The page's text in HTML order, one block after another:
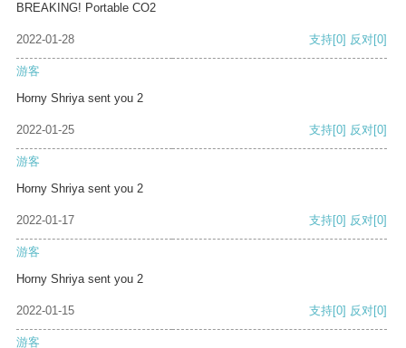
BREAKING! Portable CO2
2022-01-28 支持[0] 反对[0]
游客
Horny Shriya sent you 2
2022-01-25 支持[0] 反对[0]
游客
Horny Shriya sent you 2
2022-01-17 支持[0] 反对[0]
游客
Horny Shriya sent you 2
2022-01-15 支持[0] 反对[0]
游客